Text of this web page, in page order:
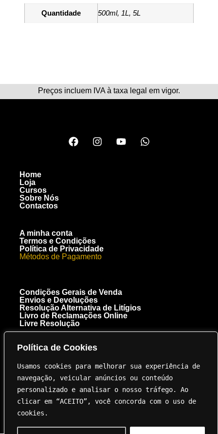
Política de Cookies
Usamos cookies para melhorar sua experiência de
navegação, veicular anúncios ou conteúdo
personalizado e analisar o nosso tráfego. Ao
clicar em “ACEITO”, você concorda com o uso de
cookies.
Quantidade 500ml, 1L, 5L
Preços incluem IVA à taxa legal em vigor.
Home
Loja
Cursos
Sobre Nós
Contactos
A minha conta
Termos e Condições
Política de Privacidade
Métodos de Pagamento
Condições Gerais de Venda
Envios e Devoluções
Resolução Alternativa de Litígios
Livro de Reclamações Online
Livre Resolução
Royal Carbon Creations Unipessoal, Lda. EN 125 Troto Km 95.5
8135-040 Almancil NIF 515237264
geral@innovation.com.pt